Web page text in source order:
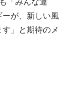
が、新しい風
」と期待のメ